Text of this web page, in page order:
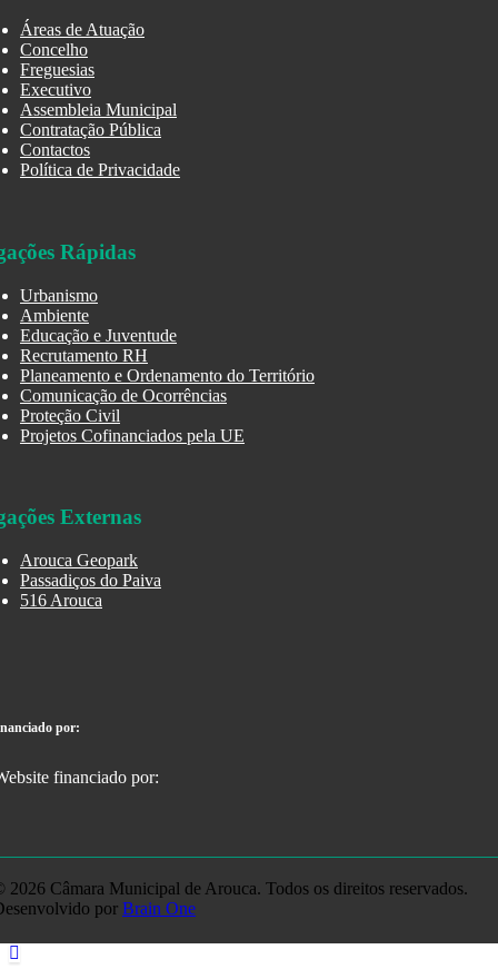
Áreas de Atuação
Concelho
Freguesias
Executivo
Assembleia Municipal
Contratação Pública
Contactos
Política de Privacidade
Rápidas
Urbanismo
Ambiente
Educação e Juventude
Recrutamento RH
Planeamento e Ordenamento do Território
Comunicação de Ocorrências
Proteção Civil
Projetos Cofinanciados pela UE
Externas
Arouca Geopark
Passadiços do Paiva
516 Arouca
por:
2026 Câmara Municipal de Arouca. Todos os direitos reservados.
por Brain One